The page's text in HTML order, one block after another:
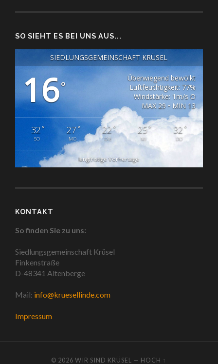
SO SIEHT ES BEI UNS AUS...
SIEDLUNGSGEMEINSCHAFT KRÜSEL
16°
Überwiegend bewölkt
Luftfeuchtigkeit: 77%
Windstärke: 1m/s O
MAX 29 • MIN 13
32 °
SO
27°
MO
22°
DIE
25°
MI
32 °
DO
langfristige Vorhersage
KONTAKT
So finden Sie zu uns:
Siedlungsgemeinschaft Krüsel
Finkenstraße
D-48341 Altenberge
Mail: info@kruesellinde.com
Impressum
© 2026WIR SIND KRÜSEL — HOCH ↑